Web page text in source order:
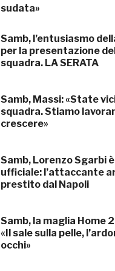
sudata»
Samb, l’entusiasmo
per la presentazione
squadra. LA SERATA
Samb, Massi: «State
squadra. Stiamo
crescere»
Samb, Lorenzo Sgarbi è
ufficiale: l’attaccante
prestito dal Napoli
Samb, la maglia Home
«Il sale sulla pelle,
occhi»